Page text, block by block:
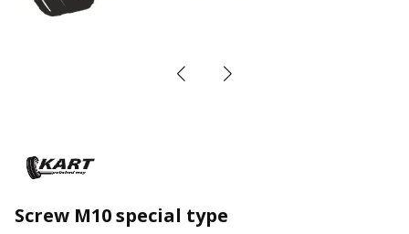
Screw M10 special type